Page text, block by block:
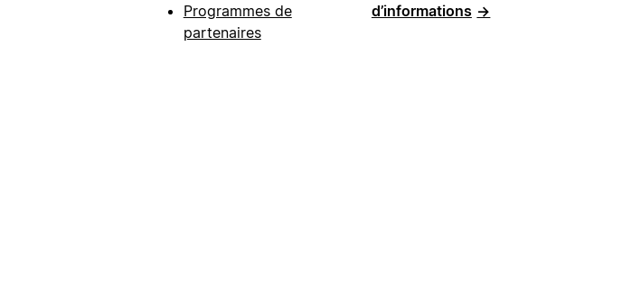
Programmes de
partenaires
d’informations →